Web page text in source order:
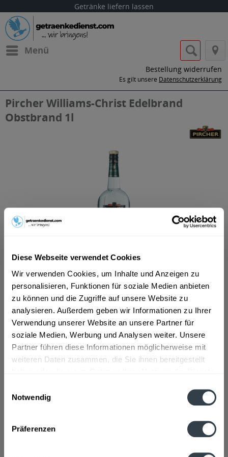
Diese Webseite verwendet Cookies
Wir verwenden Cookies, um Inhalte und Anzeigen zu
personalisieren, Funktionen für soziale Medien anbieten
zu können und die Zugriffe auf unsere Website zu
analysieren. Außerdem geben wir Informationen zu Ihrer
Verwendung unserer Website an unsere Partner für
soziale Medien, Werbung und Analysen weiter. Unsere
Partner führen diese Informationen möglicherweise mit
weiteren Daten zusammen, die Sie ihnen bereitgestellt
Notwendig
Präferenzen
Getränke liefern lassen
Menü
Bestellung widerrufen
Es gilt unsere Datenschutzerklärung
Pircher Williams-Christ Edelbrand
Obstbrand 1l
ab 21,99 € *
Inhalt: 1 Liter
inkl. MwSt.ggf. zzgl. Erschwerniszuschlag
Vorrätig
In den Warenkorb
Artikel-Nr.:
Beschreibung